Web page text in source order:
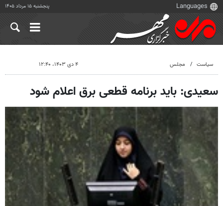
پنجشنبه ۱۵ مرداد ۱۴۰۵
سیاست مجلس ۴ دی ۱۴۰۳، ۱۲:۴۰
سعیدی: باید برنامه قطعی برق اعلام شود